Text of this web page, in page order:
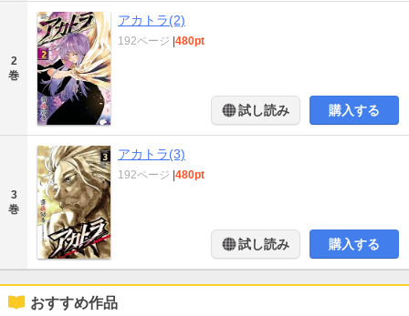
2
巻
アカトラ(2)
192ページ 480pt
試し読み 購入する
3
巻
アカトラ(3)
192ページ 480pt
試し読み 購入する
おすすめ作品